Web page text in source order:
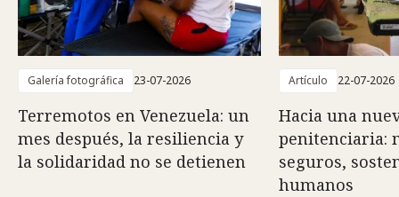
Galería fotográfica 23-07-2026
Terremotos en Venezuela: un
mes después, la resiliencia y
la solidaridad no se detienen
Artículo 22-07-2026
Hacia una
penitenciaria:
seguros,
humanos